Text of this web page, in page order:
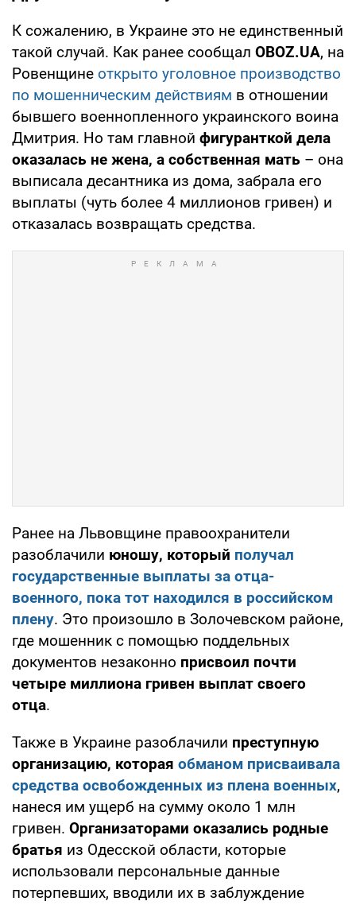
К сожалению, в Украине это не единственный
такой случай. Как ранее сообщал OBOZ.UA, на
Ровенщине открыто уголовное производство
по мошенническим действиям в отношении
бывшего военнопленного украинского воина
Дмитрия. Но там главной фигуранткой дела
оказалась не жена, а собственная мать – она
выписала десантника из дома, забрала его
выплаты (чуть более 4 миллионов гривен) и
отказалась возвращать средства.
Ранее на Львовщине правоохранители
разоблачили юношу, который получал
государственные выплаты за отца-
военного, пока тот находился в российском
плену. Это произошло в Золочевском районе,
где мошенник с помощью поддельных
документов незаконно присвоил почти
четыре миллиона гривен выплат своего
отца.
Также в Украине разоблачили преступную
организацию, которая обманом присваивала
средства освобожденных из плена военных,
нанеся им ущерб на сумму около 1 млн
гривен. Организаторами оказались родные
братья из Одесской области, которые
использовали персональные данные
потерпевших, вводили их в заблуждение